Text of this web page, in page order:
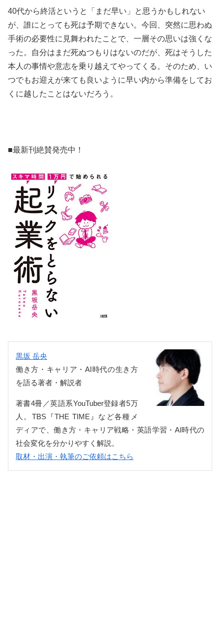
40代から終活というと「まだ早い」と思うかもしれない
が、誰にとっても死は予期できない。今回、突然に思わぬ
手術の必要性に見舞われたことで、一層その思いは強くな
った。自分はまだ死ぬつもりはないのだが、死はそうした
本人の事情や意志を乗り越えてやってくる。そのため、い
つでもお迎えが来ても良いように早い内から準備をしてお
くに越したことはないだろう。
■最新刊絶賛発売中！
黒坂 岳央
働き方・キャリア・AI時代の生き方
を語る著者・解説者
著書4冊／英語系YouTuber登録者5万
人。TBS『THE TIME』など各種メ
ディアで、働き方・キャリア戦略・英語学習・AI時代の
社会変化を分かりやすく解説。
取材・出演・執筆のご依頼はこちら